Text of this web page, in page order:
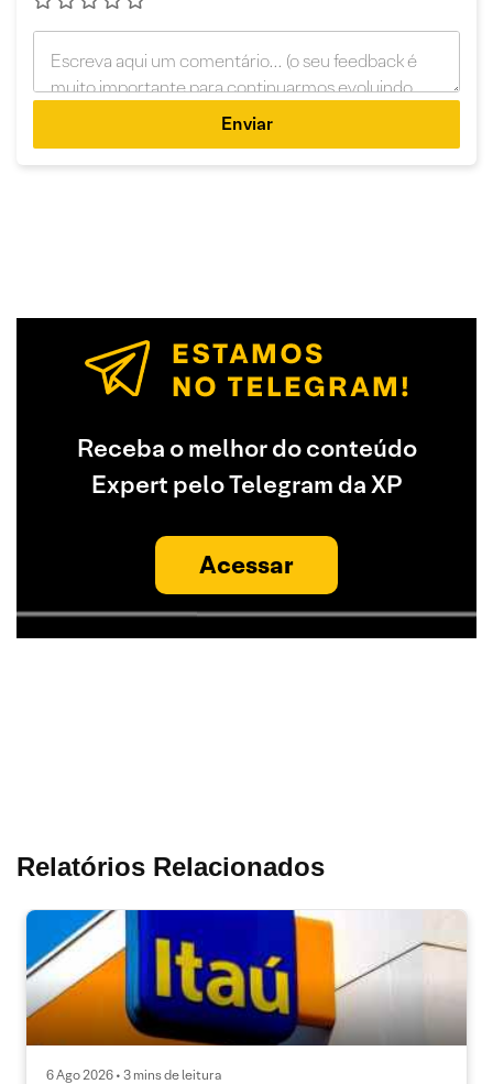
Enviar
Receba o melhor do conteúdo
Expert pelo Telegram da XP
Acessar
Relatórios Relacionados
6 Ago 2026 • 3 mins de leitura